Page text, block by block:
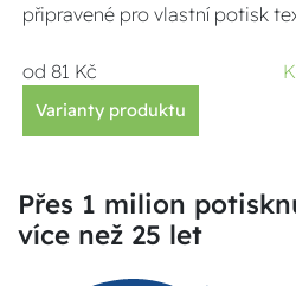
připravené pro vlastní potisk
od 81 Kč
Varianty produktu
Přes 1 milion
více než 25 let